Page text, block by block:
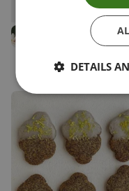
Speichern
Pflaumen Tarte Tatin
Food Bloggerin, Shapes
DETAILS